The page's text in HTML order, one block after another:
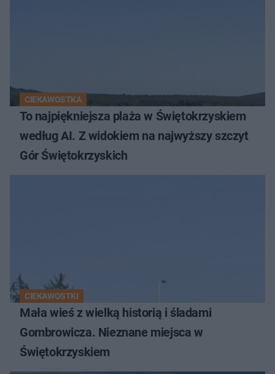
CIEKAWOSTKA
To najpiękniejsza plaża w Świętokrzyskiem
według AI. Z widokiem na najwyższy szczyt
Gór Świętokrzyskich
CIEKAWOSTKI
Mała wieś z wielką historią i śladami
Gombrowicza. Nieznane miejsca w
Świętokrzyskiem